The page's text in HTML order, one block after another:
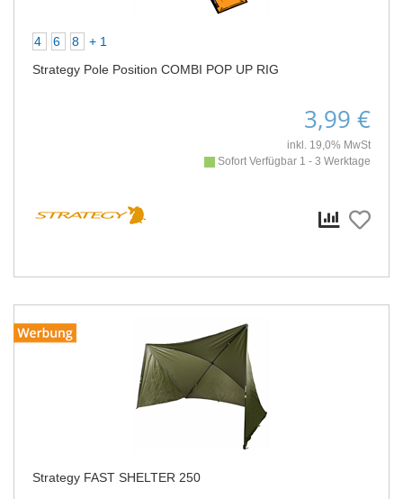
4 6 8
+ 1
Strategy Pole Position COMBI POP UP RIG
3,99 €
inkl. 19,0% MwSt
Sofort Verfügbar 1 - 3 Werktage
Strategy FAST SHELTER 250